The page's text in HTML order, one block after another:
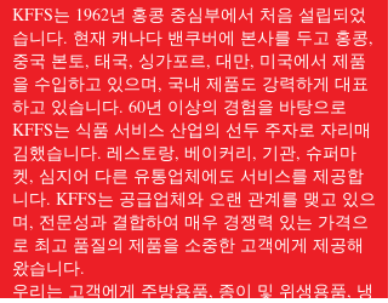
KFFS는 1962년 홍콩 중심부에서 처음 설립되었
습니다. 현재 캐나다 밴쿠버에 본사를 두고 홍콩,
중국 본토, 태국, 싱가포르, 대만, 미국에서 제품
을 수입하고 있으며, 국내 제품도 강력하게 대표
하고 있습니다. 60년 이상의 경험을 바탕으로
KFFS는 식품 서비스 산업의 선두 주자로 자리매
김했습니다. 레스토랑, 베이커리, 기관, 슈퍼마
켓, 심지어 다른 유통업체에도 서비스를 제공합
니다. KFFS는 공급업체와 오랜 관계를 맺고 있으
며, 전문성과 결합하여 매우 경쟁력 있는 가격으
로 최고 품질의 제품을 소중한 고객에게 제공해
왔습니다.
우리는 고객에게 주방용품, 종이 및 위생용품, 냉